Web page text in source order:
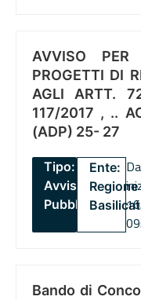
AVVISO PER
PROGETTI DI
AGLI ARTT.
117/2017 , ..
(ADP) 25- 27
Tipo:
Avviso
Pubblico
Ente:
Regione
Bando di